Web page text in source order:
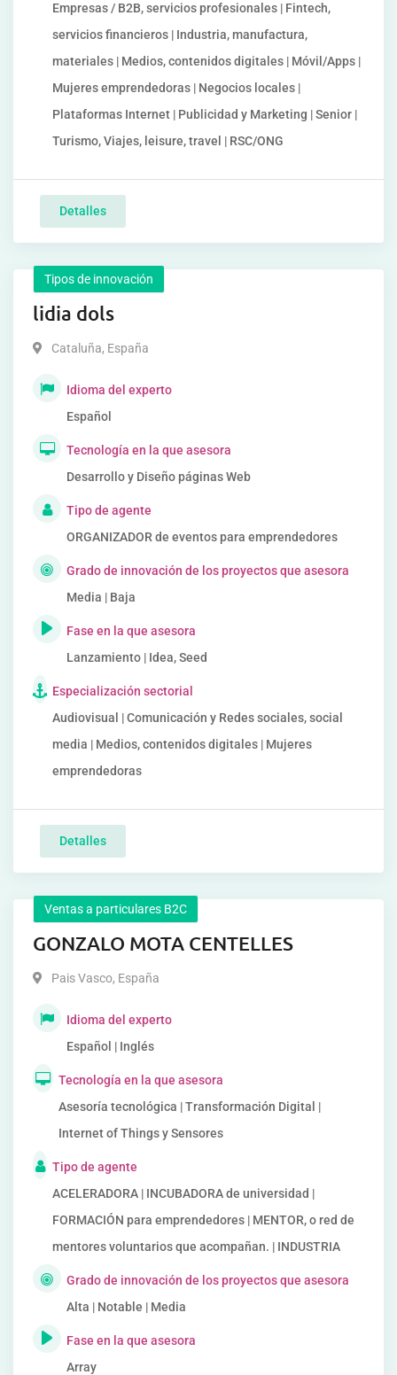
Empresas / B2B, servicios profesionales | Fintech,
servicios financieros | Industria, manufactura,
materiales | Medios, contenidos digitales | Móvil/Apps |
Mujeres emprendedoras | Negocios locales |
Plataformas Internet | Publicidad y Marketing | Senior |
Turismo, Viajes, leisure, travel | RSC/ONG
Detalles
Tipos de innovación
lidia dols
Cataluña, España
Idioma del experto
Español
Tecnología en la que asesora
Desarrollo y Diseño páginas Web
Tipo de agente
ORGANIZADOR de eventos para emprendedores
Grado de innovación de los proyectos que asesora
Media | Baja
Fase en la que asesora
Lanzamiento | Idea, Seed
Especialización sectorial
Audiovisual | Comunicación y Redes sociales, social
media | Medios, contenidos digitales | Mujeres
emprendedoras
Detalles
Ventas a particulares B2C
GONZALO MOTA CENTELLES
Pais Vasco, España
Idioma del experto
Español | Inglés
Tecnología en la que asesora
Asesoría tecnológica | Transformación Digital |
Internet of Things y Sensores
Tipo de agente
ACELERADORA | INCUBADORA de universidad |
FORMACIÓN para emprendedores | MENTOR, o red de
mentores voluntarios que acompañan. | INDUSTRIA
Grado de innovación de los proyectos que asesora
Alta | Notable | Media
Fase en la que asesora
Array